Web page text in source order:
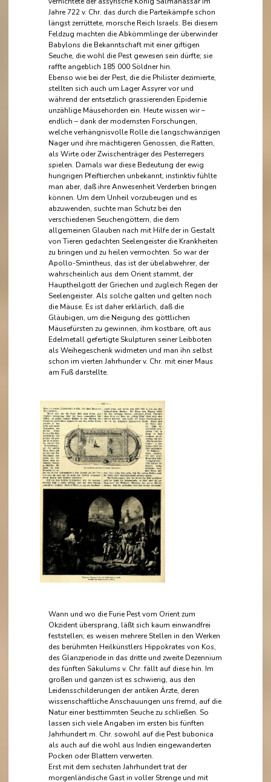
Jahre 722 v. Chr. das durch die Parteikämpfe schon
längst zerrüttete, morsche Reich Israels. Bei diesem
Feldzug machten die Abkömmlinge der überwinder
Babylons die Bekanntschaft mit einer giftigen
Seuche, die wohl die Pest gewesen sein dürfte; sie
raffte angeblich 185 000 Söldner hin.
Ebenso wie bei der Pest, die die Philister dezimierte,
stellten sich auch um Lager Assyrer vor und
während der entsetzlich grassierenden Epidemie
unzählige Mäusehorden ein. Heute wissen wir –
endlich – dank der modernsten Forschungen,
welche verhängnisvolle Rolle die langschwänzigen
Nager und ihre mächtigeren Genossen, die Ratten,
als Wirte oder Zwischenträger des Pesterregers
spielen. Damals war diese Bedeutung der ewig
hungrigen Pfeiftierchen unbekannt, instinktiv fühlte
man aber, daß ihre Anwesenheit Verderben bringen
können. Um dem Unheil vorzubeugen und es
abzuwenden, suchte man Schutz bei den
verschiedenen Seuchengöttern, die dem
allgemeinen Glauben nach mit Hilfe der in Gestalt
von Tieren gedachten Seelengeister die Krankheiten
zu bringen und zu heilen vermochten. So war der
Apollo-Smintheus, das ist der übelabwehrer, der
wahrscheinlich aus dem Orient stammt, der
Hauptheilgott der Griechen und zugleich Regen der
Seelengeister. Als solche galten und gelten noch
die Mäuse. Es ist daher erklärlich, daß die
Gläubigen, um die Neigung des göttlichen
Mäusefürsten zu gewinnen, ihm kostbare, oft aus
Edelmetall gefertigte Skulpturen seiner Leibboten
als Weihegeschenk widmeten und man ihn selbst
schon im vierten Jahrhunder v. Chr. mit einer Maus
am Fuß darstellte.
Wann und wo die Furie Pest vom Orient zum
Okzident übersprang, läßt sich kaum einwandfrei
feststellen; es weisen mehrere Stellen in den Werken
des berühmten Heilkünstlers Hippokrates von Kos,
des Glanzperiode in das dritte und zweite Dezennium
des fünften Säkulums v. Chr. fällt auf diese hin. Im
großen und ganzen ist es schwierig, aus den
Leidensschilderungen der antiken Ärzte, deren
wissenschaftliche Anschauungen uns fremd, auf die
Natur einer besttimmten Seuche zu schließen. So
lassen sich viele Angaben im ersten bis fünften
Jahrhundert m. Chr. sowohl auf die Pest bubonica
als auch auf die wohl aus Indien eingewanderten
Pocken oder Blattern verwerten.
Erst mit dem sechsten Jahrhundert trat der
morgenländische Gast in voller Strenge und mit